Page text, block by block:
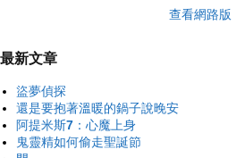
查看網路版
最新文章
盜夢偵探
還是要抱著溫暖的鍋子說晚安
阿提米斯7：心魔上身
鬼靈精如何偷走聖誕節